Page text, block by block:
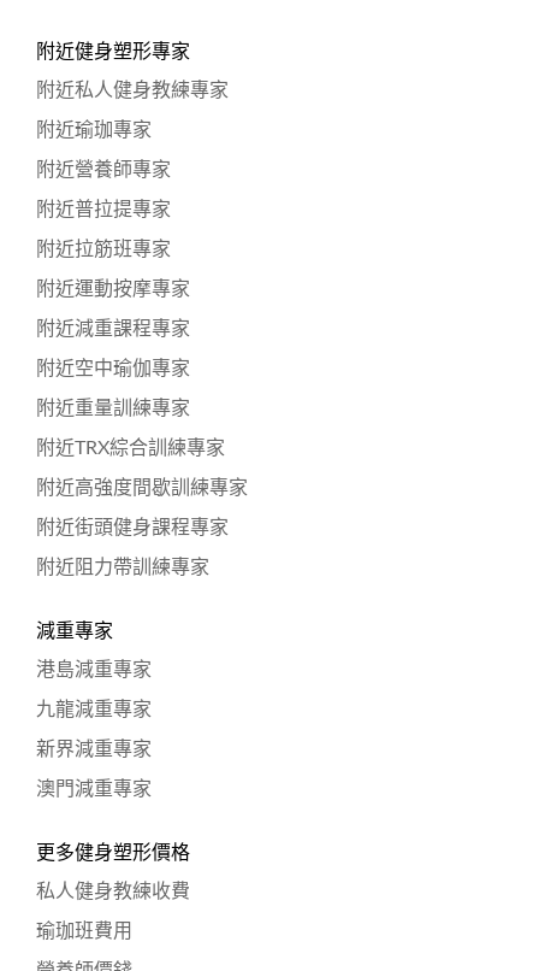
附近健身塑形專家
附近私人健身教練專家
附近瑜珈專家
附近營養師專家
附近普拉提專家
附近拉筋班專家
附近運動按摩專家
附近減重課程專家
附近空中瑜伽專家
附近重量訓練專家
附近TRX綜合訓練專家
附近高強度間歇訓練專家
附近街頭健身課程專家
附近阻力帶訓練專家
減重專家
港島減重專家
九龍減重專家
新界減重專家
澳門減重專家
更多健身塑形價格
私人健身教練收費
瑜珈班費用